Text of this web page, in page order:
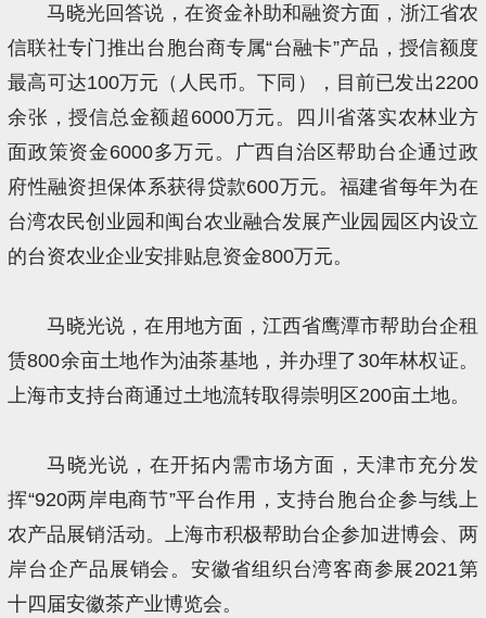
马晓光回答说，在资金补助和融资方面，浙江省农
信联社专门推出台胞台商专属“台融卡”产品，授信额度
最高可达100万元（人民币。下同），目前已发出2200
余张，授信总金额超6000万元。四川省落实农林业方
面政策资金6000多万元。广西自治区帮助台企通过政
府性融资担保体系获得贷款600万元。福建省每年为在
台湾农民创业园和闽台农业融合发展产业园园区内设立
的台资农业企业安排贴息资金800万元。
马晓光说，在用地方面，江西省鹰潭市帮助台企租
赁800余亩土地作为油茶基地，并办理了30年林权证。
上海市支持台商通过土地流转取得崇明区200亩土地。
马晓光说，在开拓内需市场方面，天津市充分发
挥“920两岸电商节”平台作用，支持台胞台企参与线上
农产品展销活动。上海市积极帮助台企参加进博会、两
岸台企产品展销会。安徽省组织台湾客商参展2021第
十四届安徽茶产业博览会。